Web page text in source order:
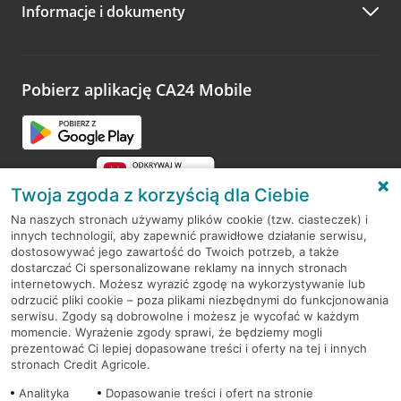
Zachęcamy do podzielenia się z nami opinią o wizycie.
opinie.
Informacje i dokumenty
Pobierz aplikację CA24 Mobile
RODO
Regulamin serwisu
Mapa serwisu
PolitykaCookies
Twoja zgoda z korzyścią dla Ciebie
Na naszych stronach używamy plików cookie (tzw. ciasteczek) i
innych technologii, aby zapewnić prawidłowe działanie serwisu,
dostosowywać jego zawartość do Twoich potrzeb, a także
dostarczać Ci spersonalizowane reklamy na innych stronach
internetowych. Możesz wyrazić zgodę na wykorzystywanie lub
odrzucić pliki cookie – poza plikami niezbędnymi do funkcjonowania
serwisu. Zgody są dobrowolne i możesz je wycofać w każdym
momencie. Wyrażenie zgody sprawi, że będziemy mogli
prezentować Ci lepiej dopasowane treści i oferty na tej i innych
stronach Credit Agricole.
Analityka
Dopasowanie treści i ofert na stronie